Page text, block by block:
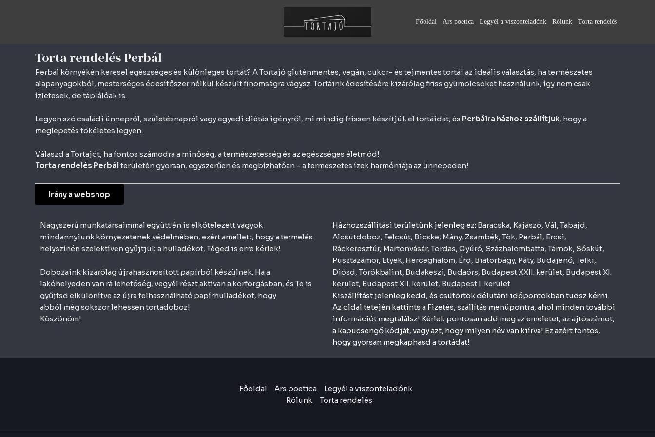
Főoldal Ars poetica Legyél a viszonteladónk Rólunk Torta rendelés
Torta rendelés Perbál
Perbál környékén keresel egészséges és különleges tortát? A Tortajó gluténmentes, vegán, cukor- és tejmentes tortái az ideális választás, ha természetes
alapanyagokból, mesterséges édesítőszer nélkül készült finomságra vágysz. Tortáink édesítésére kizárólag friss gyümölcsöket használunk, így nem csak
ízletesek, de táplálóak is.
Legyen szó családi ünnepről, születésnapról vagy egyedi diétás igényről, mi mindig frissen készítjük el tortáidat, és Perbálra házhoz szállítjuk, hogy a
meglepetés tökéletes legyen.
Válaszd a Tortajót, ha fontos számodra a minőség, a természetesség és az egészséges életmód!
Torta rendelés Perbálterületén gyorsan, egyszerűen és megbízhatóan – a természetes ízek harmóniája az ünnepeden!
Irány a webshop
Nagyszerű munkatársaimmal együtt én is elkötelezett vagyok
mindannyiunk környezetének védelmében, ezért amellett, hogy a termelés
helyszínén szelektíven gyűjtjük a hulladékot, Téged is erre kérlek!
Dobozaink kizárólag újrahasznosított papírból készülnek. Ha a
lakóhelyeden van rá lehetőség, vegyél részt aktívan a körforgásban, és Te is
gyűjtsd elkülönítve az újra felhasználható papírhulladékot, hogy
abból még sokszor lehessen tortadoboz!
Köszönöm!
Házhozszállítási területünk jelenleg ez: Baracska, Kajászó, Vál, Tabajd,
Alcsútdoboz, Felcsút, Bicske, Mány, Zsámbék, Tök, Perbál, Ercsi,
Ráckeresztúr, Martonvásár, Tordas, Gyúró, Százhalombatta, Tárnok, Sóskút,
Pusztazámor, Etyek, Herceghalom, Érd, Biatorbágy, Páty, Budajenő, Telki,
Diósd, Törökbálint, Budakeszi, Budaörs, Budapest XXII. kerület, Budapest XI.
kerület, Budapest XII. kerület, Budapest I. kerület
Kiszállítást jelenleg kedd, és csütörtök délutáni időpontokban tudsz kérni.
Az oldal tetején kattints a Fizetés, szállítás menüpontra, ahol minden további
információt megtalálsz! Kérlek pontosan add meg az emeletet, az ajtószámot,
a kapucsengő kódját, vagy azt, hogy milyen név van kiírva! Ez azért fontos,
hogy gyorsan megkaphasd a tortádat!
Főoldal Ars poetica
Legyél a viszonteladónk
Rólunk
Torta rendelés